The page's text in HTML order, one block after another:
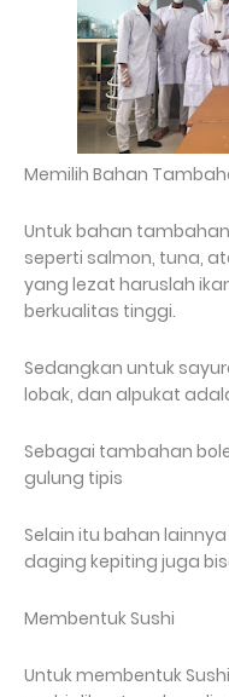
Memilih Bahan
Untuk bahan
seperti salmon, tuna,
yang lezat haruslah
berkualitas tinggi.
Sedangkan untuk
lobak, dan alpukat
Sebagai tambahan
gulung tipis
Selain itu bahan
daging kepiting juga
Membentuk Sushi
Untuk membentuk